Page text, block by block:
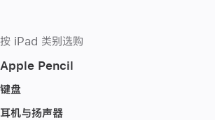
按 iPad 类别选购
Apple Pencil
键盘
耳机与扬声器